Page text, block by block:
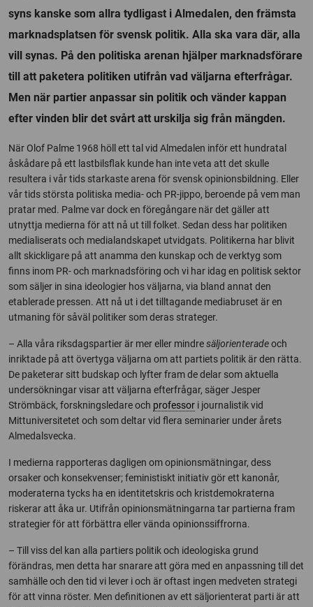
syns kanske som allra tydligast i Almedalen, den främsta
marknadsplatsen för svensk politik. Alla ska vara där, alla
vill synas. På den politiska arenan hjälper marknadsförare
till att paketera politiken utifrån vad väljarna efterfrågar.
Men när partier anpassar sin politik och vänder kappan
efter vinden blir det svårt att urskilja sig från mängden.
När Olof Palme 1968 höll ett tal vid Almedalen inför ett hundratal
åskådare på ett lastbilsflak kunde han inte veta att det skulle
resultera i vår tids starkaste arena för svensk opinionsbildning. Eller
vår tids största politiska media- och PR-jippo, beroende på vem man
pratar med. Palme var dock en föregångare när det gäller att
utnyttja medierna för att nå ut till folket. Sedan dess har politiken
medialiserats och medialandskapet utvidgats. Politikerna har blivit
allt skickligare på att anamma den kunskap och de verktyg som
finns inom PR- och marknadsföring och vi har idag en politisk sektor
som säljer in sina ideologier hos väljarna, via bland annat den
etablerade pressen. Att nå ut i det tilltagande mediabruset är en
utmaning för såväl politiker som deras strateger.
– Alla våra riksdagspartier är mer eller mindresäljorienteradeoch
inriktade på att övertyga väljarna om att partiets politik är den rätta.
De paketerar sitt budskap och lyfter fram de delar som aktuella
undersökningar visar att väljarna efterfrågar, säger Jesper
Strömbäck, forskningsledare och professor i journalistik vid
Mittuniversitetet och som deltar vid flera seminarier under årets
Almedalsvecka.
I medierna rapporteras dagligen om opinionsmätningar, dess
orsaker och konsekvenser; feministiskt initiativ gör ett kanonår,
moderaterna tycks ha en identitetskris och kristdemokraterna
riskerar att åka ur. Utifrån opinionsmätningarna tar partierna fram
strategier för att förbättra eller vända opinionssiffrorna.
– Till viss del kan alla partiers politik och ideologiska grund
förändras, men detta har snarare att göra med en anpassning till det
samhälle och den tid vi lever i och är oftast ingen medveten strategi
för att vinna röster. Men definitionen av ett säljorienterat parti är att